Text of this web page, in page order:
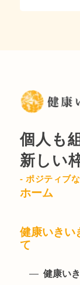
個人も
新しい
- ポジティブ
ホーム
健康いきい
て
健康い